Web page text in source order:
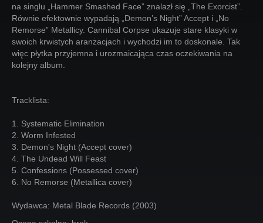
na singlu „Hammer Smashed Face” znalazł się „The Exorcist”.
Równie efektownie wypadają „Demon’s Night” Accept i „No
Remorse” Metallicy. Cannibal Corpse ukazuje stare klasyki w
swoich krwistych aranżacjach i wychodzi im to doskonale. Tak
więc płytka przyjemna i urozmaicająca czas oczekiwania na
kolejny album.
Tracklista:
1. Systematic Elimination
2. Worm Infested
3. Demon's Night (Accept cover)
4. The Undead Will Feast
5. Confessions (Possessed cover)
6. No Remorse (Metallica cover)
Wydawca: Metal Blade Records (2003)